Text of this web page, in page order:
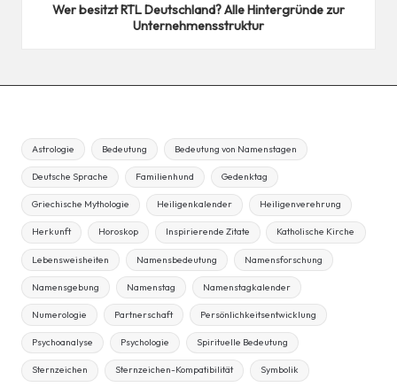
Wer besitzt RTL Deutschland? Alle Hintergründe zur
Unternehmensstruktur
Astrologie Bedeutung Bedeutung von Namenstagen
Deutsche Sprache Familienhund Gedenktag
Griechische Mythologie Heiligenkalender Heiligenverehrung
Herkunft Horoskop Inspirierende Zitate Katholische Kirche
Lebensweisheiten Namensbedeutung Namensforschung
Namensgebung Namenstag Namenstagkalender
Numerologie Partnerschaft Persönlichkeitsentwicklung
Psychoanalyse Psychologie Spirituelle Bedeutung
Sternzeichen Sternzeichen-Kompatibilität Symbolik